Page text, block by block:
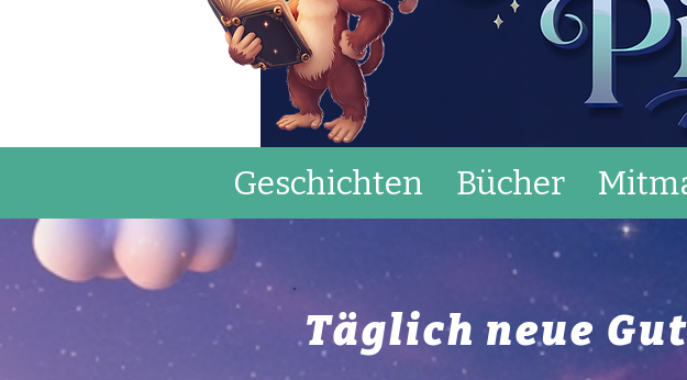
Geschichten Bücher
Täglich neue